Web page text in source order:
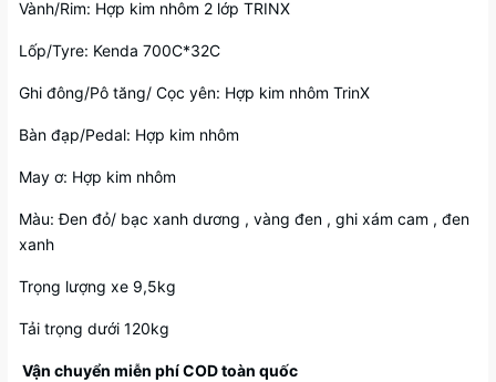
Vành/Rim: Hợp kim nhôm 2 lớp TRINX
Lốp/Tyre: Kenda 700C*32C
Ghi đông/Pô tăng/ Cọc yên: Hợp kim nhôm TrinX
Bàn đạp/Pedal: Hợp kim nhôm
May ơ: Hợp kim nhôm
Màu: Đen đỏ/ bạc xanh dương , vàng đen , ghi xám cam , đen
xanh
Trọng lượng xe 9,5kg
Tải trọng dưới 120kg
Vận chuyển miễn phí COD toàn quốc